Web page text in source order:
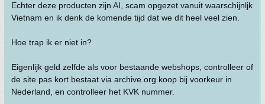
Echter deze producten zijn AI, scam opgezet vanuit waarschijnljk
Vietnam en ik denk de komende tijd dat we dit heel veel zien.
Hoe trap ik er niet in?
Eigenlijk geld zelfde als voor bestaande webshops, controlleer of
de site pas kort bestaat via archive.org koop bij voorkeur in
Nederland, en controlleer het KVK nummer.